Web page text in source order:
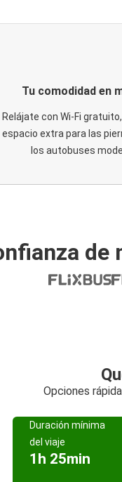
Tu comodidad en
Relájate con Wi-Fi
espacio extra para las
los autobuses
de
Opciones
Duración mínima
del viaje
1h 25min